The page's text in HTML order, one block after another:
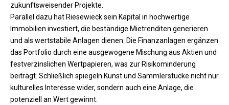
zukunftsweisender Projekte.
Parallel dazu hat Riesewieck sein Kapital in hochwertige
Immobilien investiert, die beständige Mietrenditen generieren
und als wertstabile Anlagen dienen. Die Finanzanlagen ergänzen
das Portfolio durch eine ausgewogene Mischung aus Aktien und
festverzinslichen Wertpapieren, was zur Risikominderung
beiträgt. Schließlich spiegeln Kunst und Sammlerstücke nicht nur
kulturelles Interesse wider, sondern auch eine Anlage, die
potenziell an Wert gewinnt.